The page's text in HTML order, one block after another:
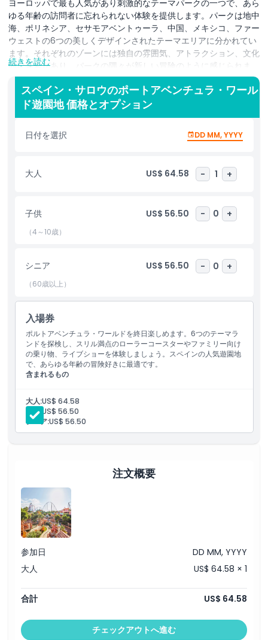
ヨーロッパで最も人気があり刺激的なテーマパークの一つで、あら
ゆる年齢の訪問者に忘れられない体験を提供します。パークは地中
海、ポリネシア、セサモアベントゥーラ、中国、メキシコ、ファー
ウェストの6つの美しくデザインされたテーマエリアに分かれてい
ます。それぞれのゾーンには独自の雰囲気、アトラクション、文化
的な要素があり、パークの隅々が新しい冒険のように感じられま
す。高速ローラーコースターやスリリングなライドから、小さな子
供にぴったりの優しいアトラクションまで、ポルトアベンチュラに
は誰もが楽しめるものがあります。家族連れはセサモアベントゥー
ラの楽しいライドやライブショーを楽しめ、スリルを求める人は中
国やファーウェストエリアのアドレナリンが湧き上がるコースター
を体験できます。ライドのほかに、エンターテインメントショー、
まな季節イベントもあります。訪問者は美味しい食事を楽しみ、お
土産を購入し、インタラクティブな体験に参加してより特別な訪問
も、ポルトアベンチュラ・ワールドは楽しく刺激的で忘れられない
思い出に満ちた一日を約束します。
含まれるもの
子供／大人ポリシー
除外事項
注意事項
キャンセルポリシー
続きを読む
スペイン・サロウのポートアベンチュラ・ワール
ド遊園地 価格とオプション
日付を選択 DD MM, YYYY
大人 US$ 64.58 - 1 +
子供 US$ 56.50 - 0 +
（4～10歳）
シニア US$ 56.50 - 0 +
（60歳以上）
入場券
ポルトアベンチュラ・ワールドを終日楽しめます。6つのテーマラ
ンドを探検し、スリル満点のローラーコースターやファミリー向け
の乗り物、ライブショーを体験しましょう。スペインの人気遊園地
で、あらゆる年齢の冒険好きに最適です。
含まれるもの
ス）
入場内容：ショーへのアクセス
大人:US$ 64.58
子供: US$ 56.50
シニア:US$ 56.50
注文概要
参加日
DD MM, YYYY
大人
US$ 64.58 × 1
合計 US$ 64.58
チェックアウトへ進む